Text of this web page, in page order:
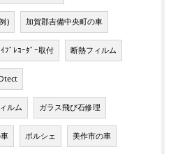
) 加賀郡吉備中央町の車
ｲﾌﾞﾚｺｰﾀﾞｰ取付 断熱フィルム
ルム ガラス飛び石修理
ポルシェ 美作市の車